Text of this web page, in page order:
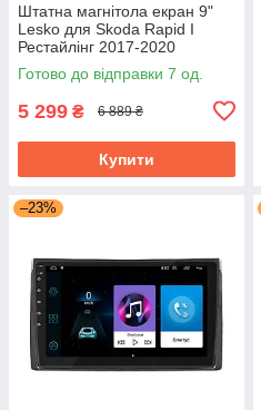
Штатна магнітола екран 9"
Lesko для Skoda Rapid I
Рестайлінг 2017-2020
1/16Gb/ Wi-Fi Optima Шкода
Готово до відправки 7 од.
5 299 ₴ 6 889 ₴
Купити
–23%